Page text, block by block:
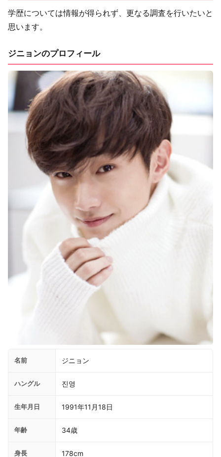
学歴については情報が得られず、更なる調査を行いたいと
思います。
ジニョンのプロフィール
名前 ジニョン
ハングル 진영
生年月日 1991年11月18日
年齢 34歳
身長 178cm